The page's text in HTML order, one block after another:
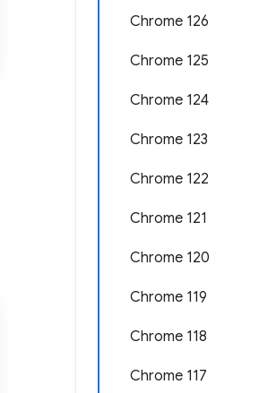
Chrome 126
Chrome 125
Chrome 124
Chrome 123
Chrome 122
Chrome 121
Chrome 120
Chrome 119
Chrome 118
Chrome 117